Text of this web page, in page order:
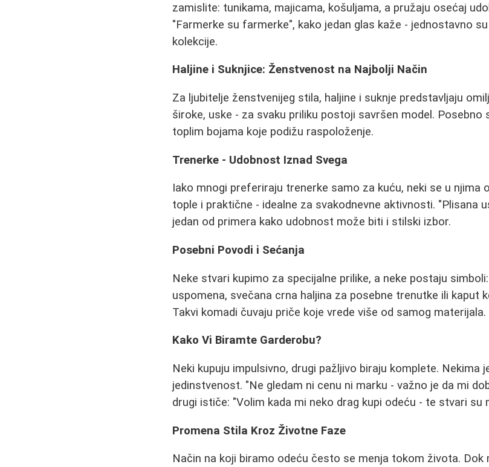
zamislite: tunikama, majicama, košuljama, a pružaju osećaj
"Farmerke su farmerke", kako jedan glas kaže - jednostavno
kolekcije.
Haljine i Suknjice: Ženstvenost na Najbolji Način
Za ljubitelje ženstvenijeg stila, haljine i suknje predstavljaju
široke, uske - za svaku priliku postoji savršen model. Posebno
toplim bojama koje podižu raspoloženje.
Trenerke - Udobnost Iznad Svega
Iako mnogi preferiraju trenerke samo za kuću, neki se u njima
tople i praktične - idealne za svakodnevne aktivnosti. "Plisana
jedan od primera kako udobnost može biti i stilski izbor.
Posebni Povodi i Sećanja
Neke stvari kupimo za specijalne prilike, a neke postaju
uspomena, svečana crna haljina za posebne trenutke ili kaput
Takvi komadi čuvaju priče koje vrede više od samog materijala.
Kako Vi Biramte Garderobu?
Neki kupuju impulsivno, drugi pažljivo biraju komplete. Nekima
jedinstvenost. "Ne gledam ni cenu ni marku - važno je da mi
drugi ističe: "Volim kada mi neko drag kupi odeću - te stvari su
Promena Stila Kroz Životne Faze
Način na koji biramo odeću često se menja tokom života. Dok